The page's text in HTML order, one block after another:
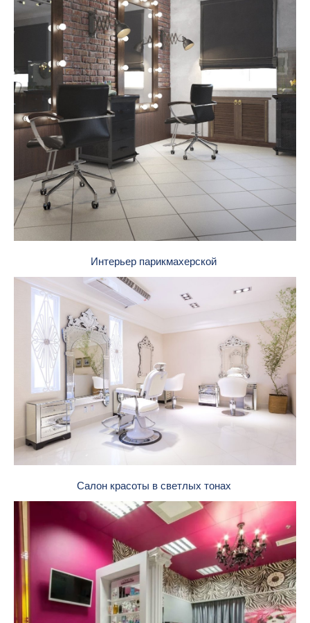
Интерьер парикмахерской
Салон красоты в светлых тонах